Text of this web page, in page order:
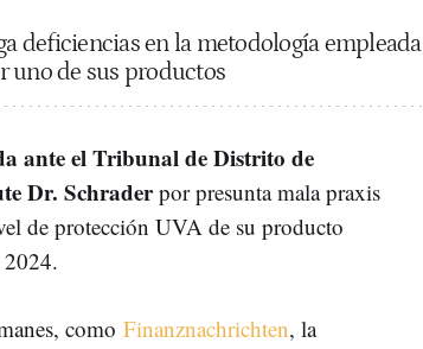
deficiencias en la metodología empleada
uno de sus productos
ante el Tribunal de Distrito de
Dr. Schraderpor presunta mala praxis
de protección UVA de su producto
como Finanznachrichten, la